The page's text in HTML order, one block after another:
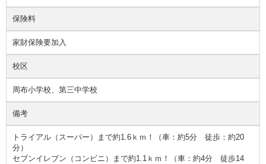
保険料
家財保険要加入
校区
周布小学校、第三中学校
備考
トライアル（スーパー）まで約1.6ｋｍ！（車：約5分 徒歩：約20
分）
セブンイレブン（コンビニ）まで約1.1ｋｍ！（車：約4分 徒歩14